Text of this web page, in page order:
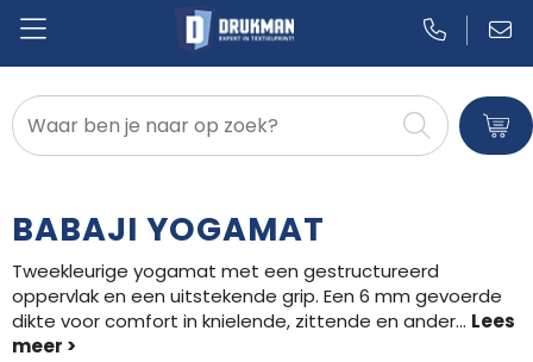
Badtextiel en Douche
Broeken en Rokken
BABAJI YOGAMAT
Tweekleurige yogamat met een gestructureerd
oppervlak en een uitstekende grip. Een 6 mm gevoerde
dikte voor comfort in knielende, zittende en ander...